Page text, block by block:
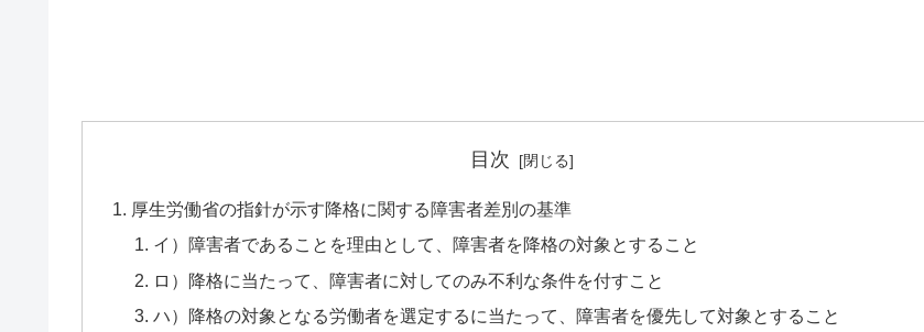
目次
厚生労働省の指針が示す降格に関する障害者差別の基準
イ）障害者であることを理由として、障害者を降格の対象とすること
ロ）降格に当たって、障害者に対してのみ不利な条件を付すこと
ハ）降格の対象となる労働者を選定するに当たって、障害者を優先して対象とすること